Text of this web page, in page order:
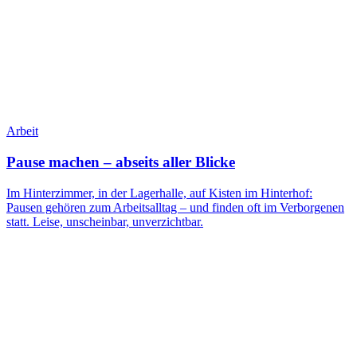
Arbeit
Pause machen – abseits aller Blicke
Im Hinterzimmer, in der Lagerhalle, auf Kisten im Hinterhof:
Pausen gehören zum Arbeitsalltag – und finden oft im Verborgenen
statt. Leise, unscheinbar, unverzichtbar.